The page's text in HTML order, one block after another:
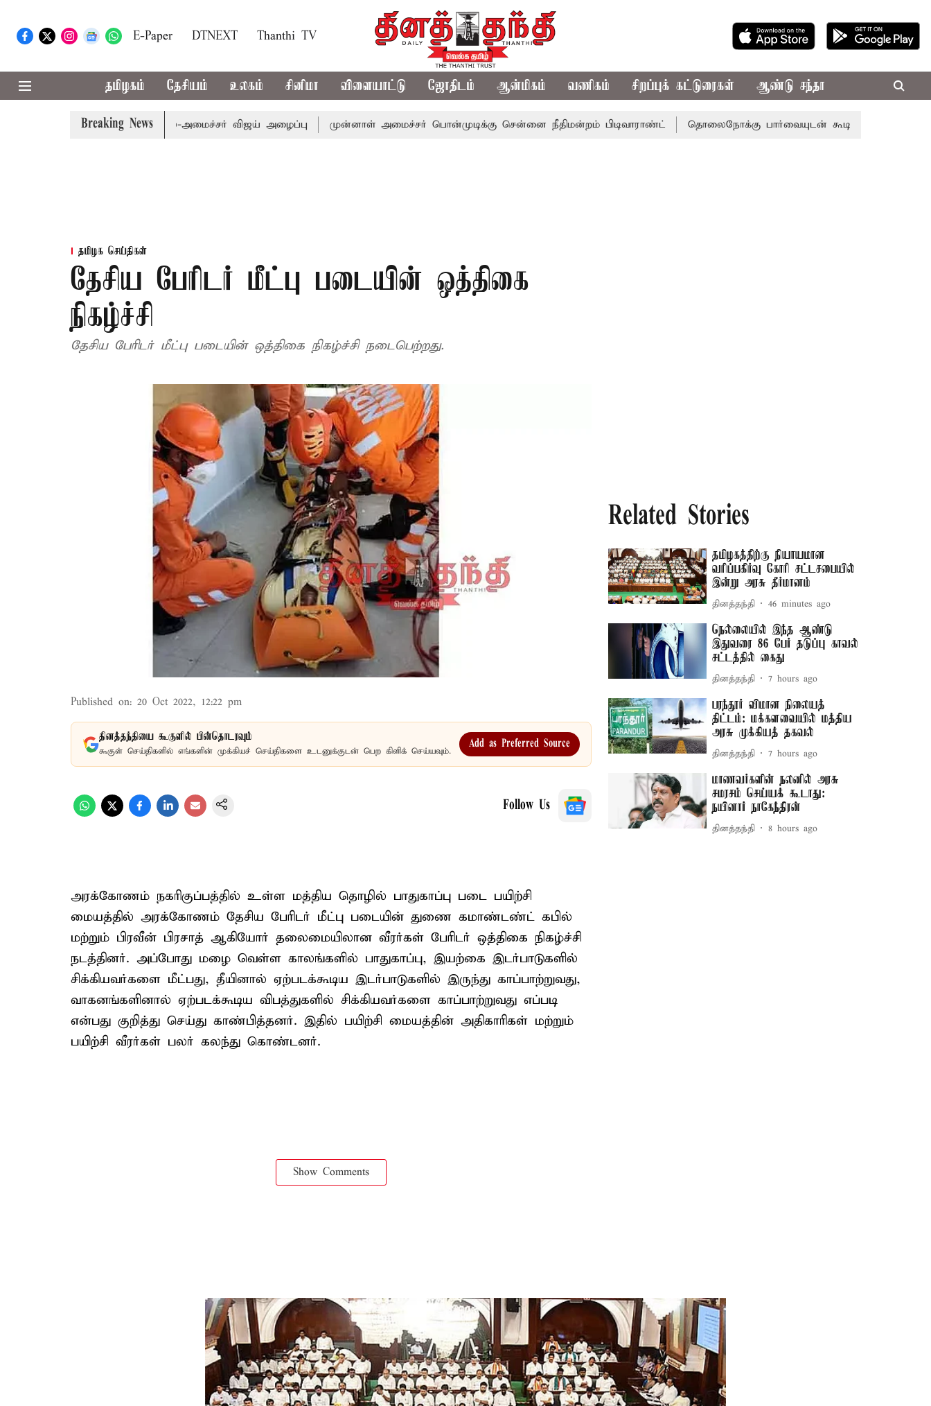
E-Paper DTNEXT Thanthi TV
தமிழகம் தேசியம் உலகம் சினிமா விளையாட்டு ஜோதிடம் ஆன்மிகம் வணிகம் சிறப்புக் கட்டுரைகள் ஆண்டு சந்தா
Breaking News
கூட்டத்துக்கு முதல்-அமைச்சர் விஜய் அழைப்பு முன்னாள் அமைச்சர் பொன்முடிக்கு சென்னை நீதிமன்றம் பிடிவாராண்ட் தொலைநோக்கு பார்வையுடன் கூடிய வேளாண் பட்ஜெட்:
தமிழக செய்திகள்
தேசிய பேரிடர் மீட்பு படையின் ஒத்திகை
நிகழ்ச்சி
தேசிய பேரிடர் மீட்பு படையின் ஒத்திகை நிகழ்ச்சி நடைபெற்றது.
Published on: 20 Oct 2022, 12:22 pm
தினத்தந்தியை கூகுளில் பின்தொடரவும்
கூகுள் செய்திகளில் எங்களின் முக்கியச் செய்திகளை உடனுக்குடன் பெற கிளிக் செய்யவும்.
Add as Preferred Source
Follow Us
அரக்கோணம் நகரிகுப்பத்தில் உள்ள மத்திய தொழில் பாதுகாப்பு படை பயிற்சி
மையத்தில் அரக்கோணம் தேசிய பேரிடர் மீட்பு படையின் துணை கமாண்டண்ட் கபில்
மற்றும் பிரவீன் பிரசாத் ஆகியோர் தலைமையிலான வீரர்கள் பேரிடர் ஒத்திகை நிகழ்ச்சி
நடத்தினர். அப்போது மழை வெள்ள காலங்களில் பாதுகாப்பு, இயற்கை இடர்பாடுகளில்
சிக்கியவர்களை மீட்பது, தீயினால் ஏற்படக்கூடிய இடர்பாடுகளில் இருந்து காப்பாற்றுவது,
வாகனங்களினால் ஏற்படக்கூடிய விபத்துகளில் சிக்கியவர்களை காப்பாற்றுவது எப்படி
என்பது குறித்து செய்து காண்பித்தனர். இதில் பயிற்சி மையத்தின் அதிகாரிகள் மற்றும்
பயிற்சி வீரர்கள் பலர் கலந்து கொண்டனர்.
Show Comments
Related Stories
தமிழகத்திற்கு நியாயமான
வரிப்பகிர்வு கோரி சட்டசபையில்
இன்று அரசு தீர்மானம்
தினத்தந்தி 46 minutes ago
நெல்லையில் இந்த ஆண்டு
இதுவரை 86 பேர் தடுப்பு காவல்
சட்டத்தில் கைது
தினத்தந்தி 7 hours ago
பரந்தூர் விமான நிலையத்
திட்டம்: மக்களவையில் மத்திய
அரசு முக்கியத் தகவல்
தினத்தந்தி 7 hours ago
மாணவர்களின் நலனில் அரசு
சமரசம் செய்யக் கூடாது:
நயினார் நாகேந்திரன்
தினத்தந்தி 8 hours ago